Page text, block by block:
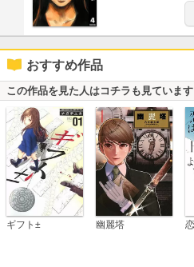
おすすめ作品
この作品を見た人はコチラも見ています
ギフト± 幽麗塔